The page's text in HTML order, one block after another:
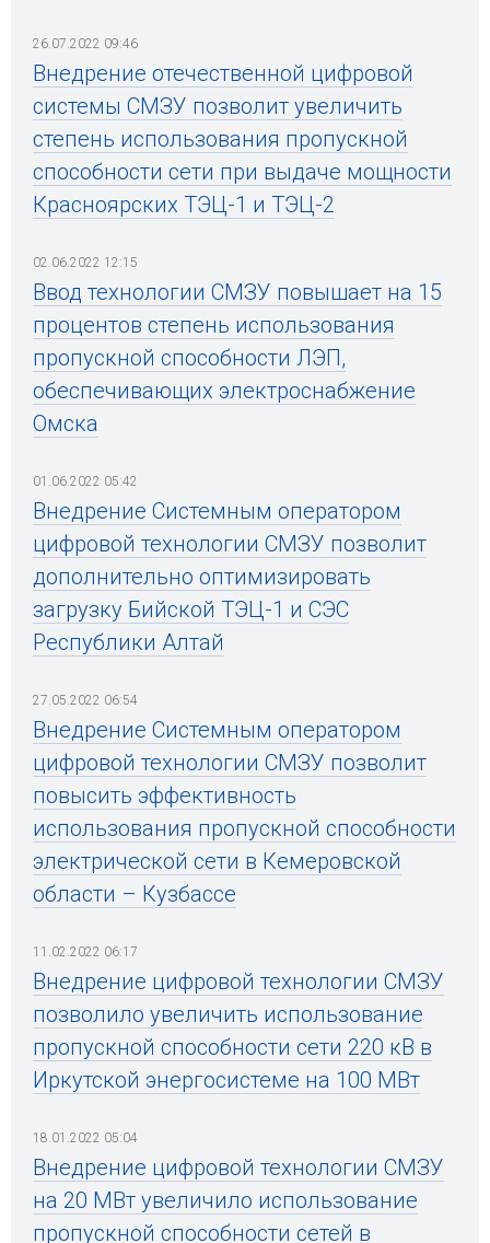
26.07.2022 09:46
Внедрение отечественной цифровой
системы СМЗУ позволит увеличить
степень использования пропускной
способности сети при выдаче мощности
Красноярских ТЭЦ-1 и ТЭЦ-2
02.06.2022 12:15
Ввод технологии СМЗУ повышает на 15
процентов степень использования
пропускной способности ЛЭП,
обеспечивающих электроснабжение
Омска
01.06.2022 05:42
Внедрение Системным оператором
цифровой технологии СМЗУ позволит
дополнительно оптимизировать
загрузку Бийской ТЭЦ-1 и СЭС
Республики Алтай
27.05.2022 06:54
Внедрение Системным оператором
цифровой технологии СМЗУ позволит
повысить эффективность
использования пропускной способности
электрической сети в Кемеровской
области – Кузбассе
11.02.2022 06:17
Внедрение цифровой технологии СМЗУ
позволило увеличить использование
пропускной способности сети 220 кВ в
Иркутской энергосистеме на 100 МВт
18.01.2022 05:04
Внедрение цифровой технологии СМЗУ
на 20 МВт увеличило использование
пропускной способности сетей в